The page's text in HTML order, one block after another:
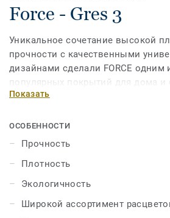
Force - Gres 3
Уникальное сочетание высокой
прочности с качественными
дизайнами сделали FORCE одним
популярных покрытий для дома и
абстракция, прохладный на вид
многообразии расцветок
создать свой собственный,
Показать
ОСОБЕННОСТИ
Прочность
Плотность
Экологичность
Широкой ассортимент